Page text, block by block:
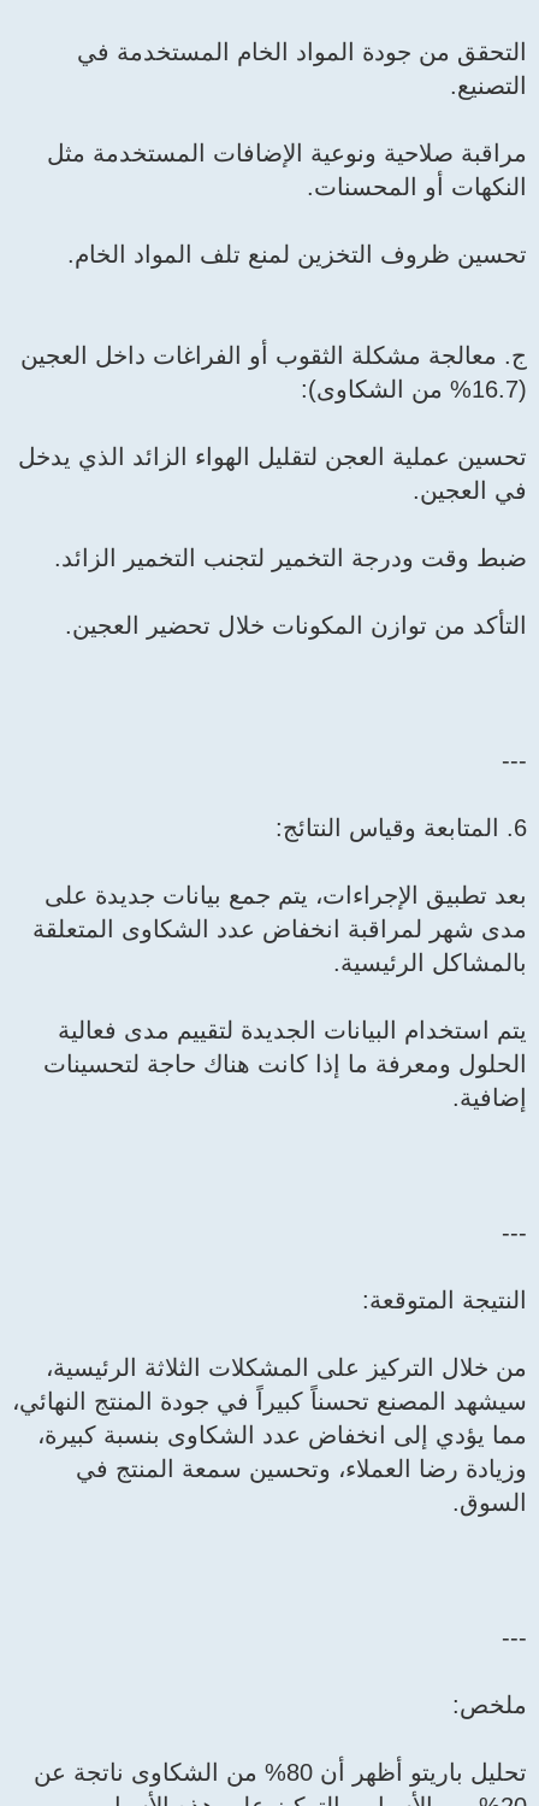
التحقق من جودة المواد الخام المستخدمة في
التصنيع.
مراقبة صلاحية ونوعية الإضافات المستخدمة مثل
النكهات أو المحسنات.
تحسين ظروف التخزين لمنع تلف المواد الخام.
ج. معالجة مشكلة الثقوب أو الفراغات داخل العجين
(16.7% من الشكاوى):
تحسين عملية العجن لتقليل الهواء الزائد الذي يدخل
في العجين.
ضبط وقت ودرجة التخمير لتجنب التخمير الزائد.
التأكد من توازن المكونات خلال تحضير العجين.
---
6. المتابعة وقياس النتائج:
بعد تطبيق الإجراءات، يتم جمع بيانات جديدة على
مدى شهر لمراقبة انخفاض عدد الشكاوى المتعلقة
بالمشاكل الرئيسية.
يتم استخدام البيانات الجديدة لتقييم مدى فعالية
الحلول ومعرفة ما إذا كانت هناك حاجة لتحسينات
إضافية.
---
النتيجة المتوقعة:
من خلال التركيز على المشكلات الثلاثة الرئيسية،
سيشهد المصنع تحسناً كبيراً في جودة المنتج النهائي،
مما يؤدي إلى انخفاض عدد الشكاوى بنسبة كبيرة،
وزيادة رضا العملاء، وتحسين سمعة المنتج في
السوق.
---
ملخص:
تحليل باريتو أظهر أن 80% من الشكاوى ناتجة عن